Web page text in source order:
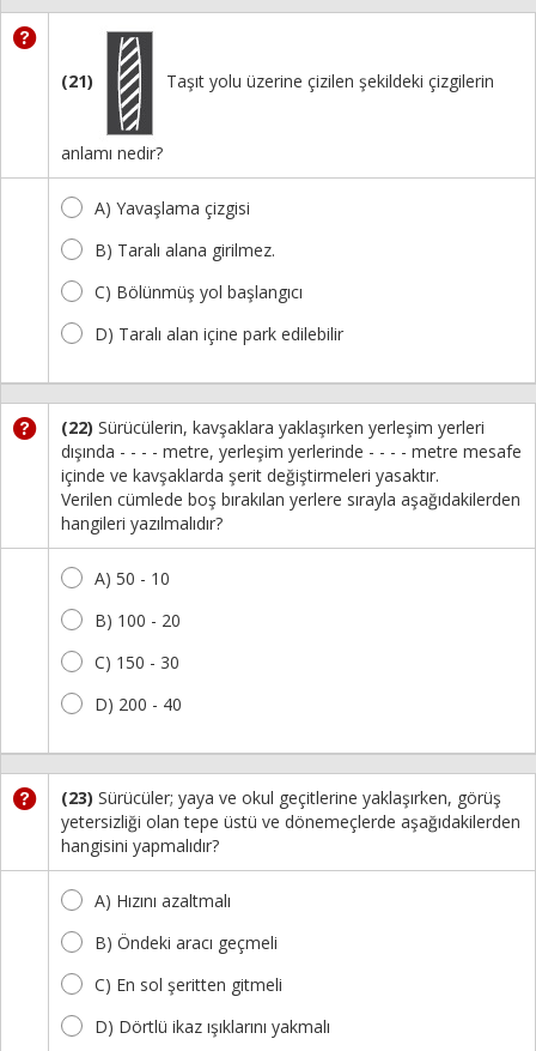
(21) Taşıt yolu üzerine çizilen şekildeki çizgilerin
anlamı nedir?
A) Yavaşlama çizgisi
B) Taralı alana girilmez.
C) Bölünmüş yol başlangıcı
D) Taralı alan içine park edilebilir
(22) Sürücülerin, kavşaklara yaklaşırken yerleşim yerleri
dışında - - - - metre, yerleşim yerlerinde - - - - metre mesafe
içinde ve kavşaklarda şerit değiştirmeleri yasaktır.
Verilen cümlede boş bırakılan yerlere sırayla aşağıdakilerden
hangileri yazılmalıdır?
A) 50 - 10
B) 100 - 20
C) 150 - 30
D) 200 - 40
(23) Sürücüler; yaya ve okul geçitlerine yaklaşırken, görüş
yetersizliği olan tepe üstü ve dönemeçlerde aşağıdakilerden
hangisini yapmalıdır?
A) Hızını azaltmalı
B) Öndeki aracı geçmeli
C) En sol şeritten gitmeli
D) Dörtlü ikaz ışıklarını yakmalı